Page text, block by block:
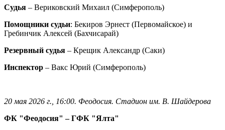
Судья – Вериковский Михаил (Симферополь)
Помощники судьи: Бекиров Эрнест (Первомайское) и
Гребинчик Алексей (Бахчисарай)
Резервный судья – Крещик Александр (Саки)
Инспектор – Вакс Юрий (Симферополь)
20 мая 2026 г., 16:00. Феодосия. Стадион им. В. Шайдерова
ФК "Феодосия" – ГФК "Ялта"